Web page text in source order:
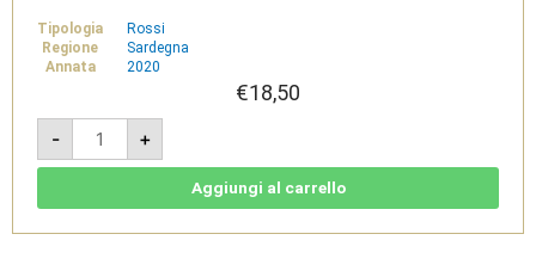
Tipologia
Rossi
Regione
Sardegna
Annata
2020
€18,50
-
Siyr
2020
-
Isola
-
+
Aggiungi al carrello